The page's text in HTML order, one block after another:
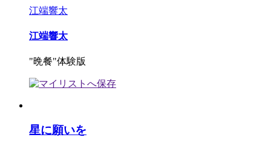
江端響太
江端響太
"晩餐"体験版
星に願いを